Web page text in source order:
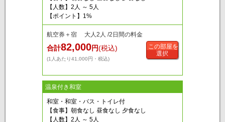
【人数】2人 ～ 5人
【ポイント】1%
航空券＋宿 大人2人 /2日間の料金
合計82,000円(税込)
(1人あたり41,000円・税込)
この部屋を
選択
温泉付き和室
和室・和室・バス・トイレ付
【食事】朝食なし 昼食なし 夕食なし
【人数】2人 ～ 5人